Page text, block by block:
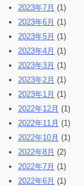
2023年7月 (1)
2023年6月 (1)
2023年5月 (1)
2023年4月 (1)
2023年3月 (1)
2023年2月 (1)
2023年1月 (1)
2022年12月 (1)
2022年11月 (1)
2022年10月 (1)
2022年8月 (2)
2022年7月 (1)
2022年6月 (1)